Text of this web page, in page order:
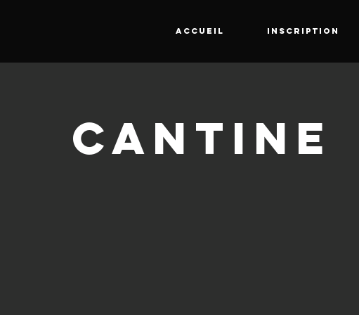
ACCUEIL INSCRIPTION
CANTINE